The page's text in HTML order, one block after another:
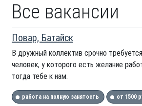
Все вакансии
Повар, Батайск
В дружный коллектив срочно
человек, у которого есть желание
тогда тебе к нам.
работа на полную занятость от 1500